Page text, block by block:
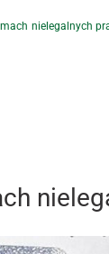
nielegalnych